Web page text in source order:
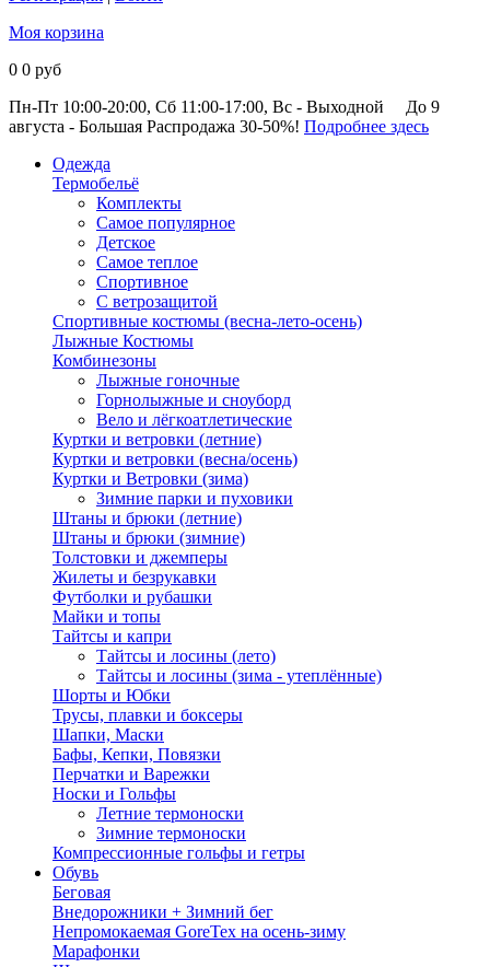
Моя корзина
0 0 руб
Пн-Пт 10:00-20:00, Сб 11:00-17:00, Вс - Выходной
До 9
августа - Большая Распродажа 30-50%! Подробнее здесь
Одежда
Термобельё
Комплекты
Самое популярное
Детское
Самое теплое
Спортивное
С ветрозащитой
Спортивные костюмы (весна-лето-осень)
Лыжные Костюмы
Комбинезоны
Лыжные гоночные
Горнолыжные и сноуборд
Вело и лёгкоатлетические
Куртки и ветровки (летние)
Куртки и ветровки (весна/осень)
Куртки и Ветровки (зима)
Зимние парки и пуховики
Штаны и брюки (летние)
Штаны и брюки (зимние)
Толстовки и джемперы
Жилеты и безрукавки
Футболки и рубашки
Майки и топы
Тайтсы и капри
Тайтсы и лосины (лето)
Тайтсы и лосины (зима - утеплённые)
Шорты и Юбки
Трусы, плавки и боксеры
Шапки, Маски
Бафы, Кепки, Повязки
Перчатки и Варежки
Носки и Гольфы
Летние термоноски
Зимние термоноски
Компрессионные гольфы и гетры
Обувь
Беговая
Внедорожники + Зимний бег
Непромокаемая GoreTex на осень-зиму
Марафонки